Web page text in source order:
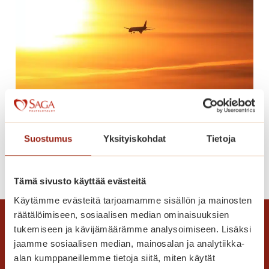
Suostumus Yksityiskohdat Tietoja
Tämä sivusto käyttää evästeitä
Käytämme evästeitä tarjoamamme sisällön ja mainosten
räätälöimiseen, sosiaalisen median ominaisuuksien
tukemiseen ja kävijämäärämme analysoimiseen. Lisäksi
jaamme sosiaalisen median, mainosalan ja analytiikka-
alan kumppaneillemme tietoja siitä, miten käytät
u
e
o
r
t
v
ä
t
m
u
Lomaonnea
m
a
o
n
n